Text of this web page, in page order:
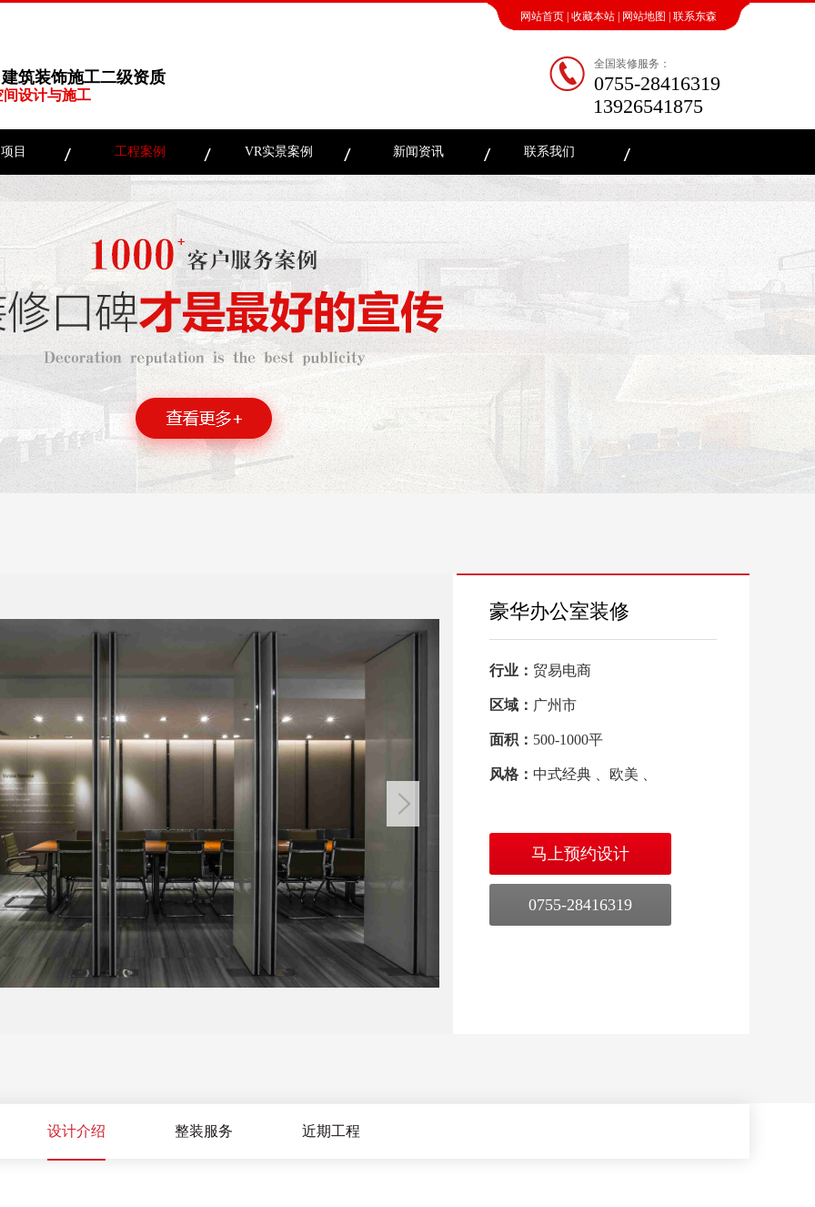
网站首页 收藏本站 网站地图 联系东森
筑装饰施工二级资质
设计与施工
全国装修服务：
0755-28416319
13926541875
目 工程案例 VR实景案例 新闻资讯 联系我们
豪华办公室装修
行业： 贸易电商
区域： 广州市
面积： 500-1000平
风格： 中式经典 、欧美 、
马上预约设计
0755-28416319
设计介绍 整装服务 近期工程